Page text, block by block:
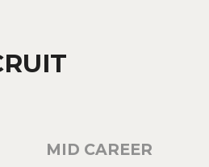
MID CAREER